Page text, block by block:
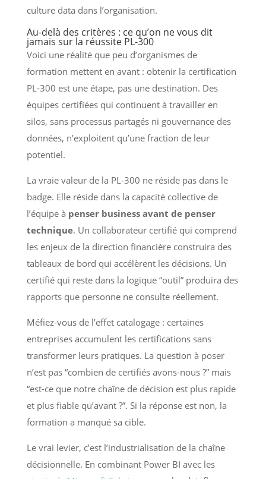
culture data dans l’organisation.
Au-delà des critères : ce qu’on ne vous dit
jamais sur la réussite PL-300
Voici une réalité que peu d’organismes de
formation mettent en avant : obtenir la certification
PL-300 est une étape, pas une destination. Des
équipes certifiées qui continuent à travailler en
silos, sans processus partagés ni gouvernance des
données, n’exploitent qu’une fraction de leur
potentiel.
La vraie valeur de la PL-300 ne réside pas dans le
badge. Elle réside dans la capacité collective de
l’équipe à penser business avant de penser
technique. Un collaborateur certifié qui comprend
les enjeux de la direction financière construira des
tableaux de bord qui accélèrent les décisions. Un
certifié qui reste dans la logique “outil” produira des
rapports que personne ne consulte réellement.
Méfiez-vous de l’effet catalogage : certaines
entreprises accumulent les certifications sans
transformer leurs pratiques. La question à poser
n’est pas “combien de certifiés avons-nous ?” mais
“est-ce que notre chaîne de décision est plus rapide
et plus fiable qu’avant ?”. Si la réponse est non, la
formation a manqué sa cible.
Le vrai levier, c’est l’industrialisation de la chaîne
décisionnelle. En combinant Power BI avec les